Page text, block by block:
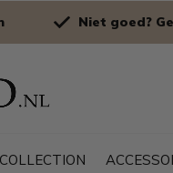
Niet goed?